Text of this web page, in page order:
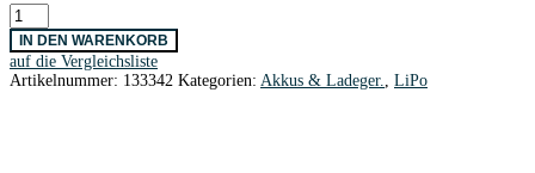
SLS
XTRON
450mAh/3S1P/11,1V
30/60C
XT30
IN DEN WARENKORB
auf die Vergleichsliste
Artikelnummer: 133342 Kategorien: Akkus & Ladeger. LiPo